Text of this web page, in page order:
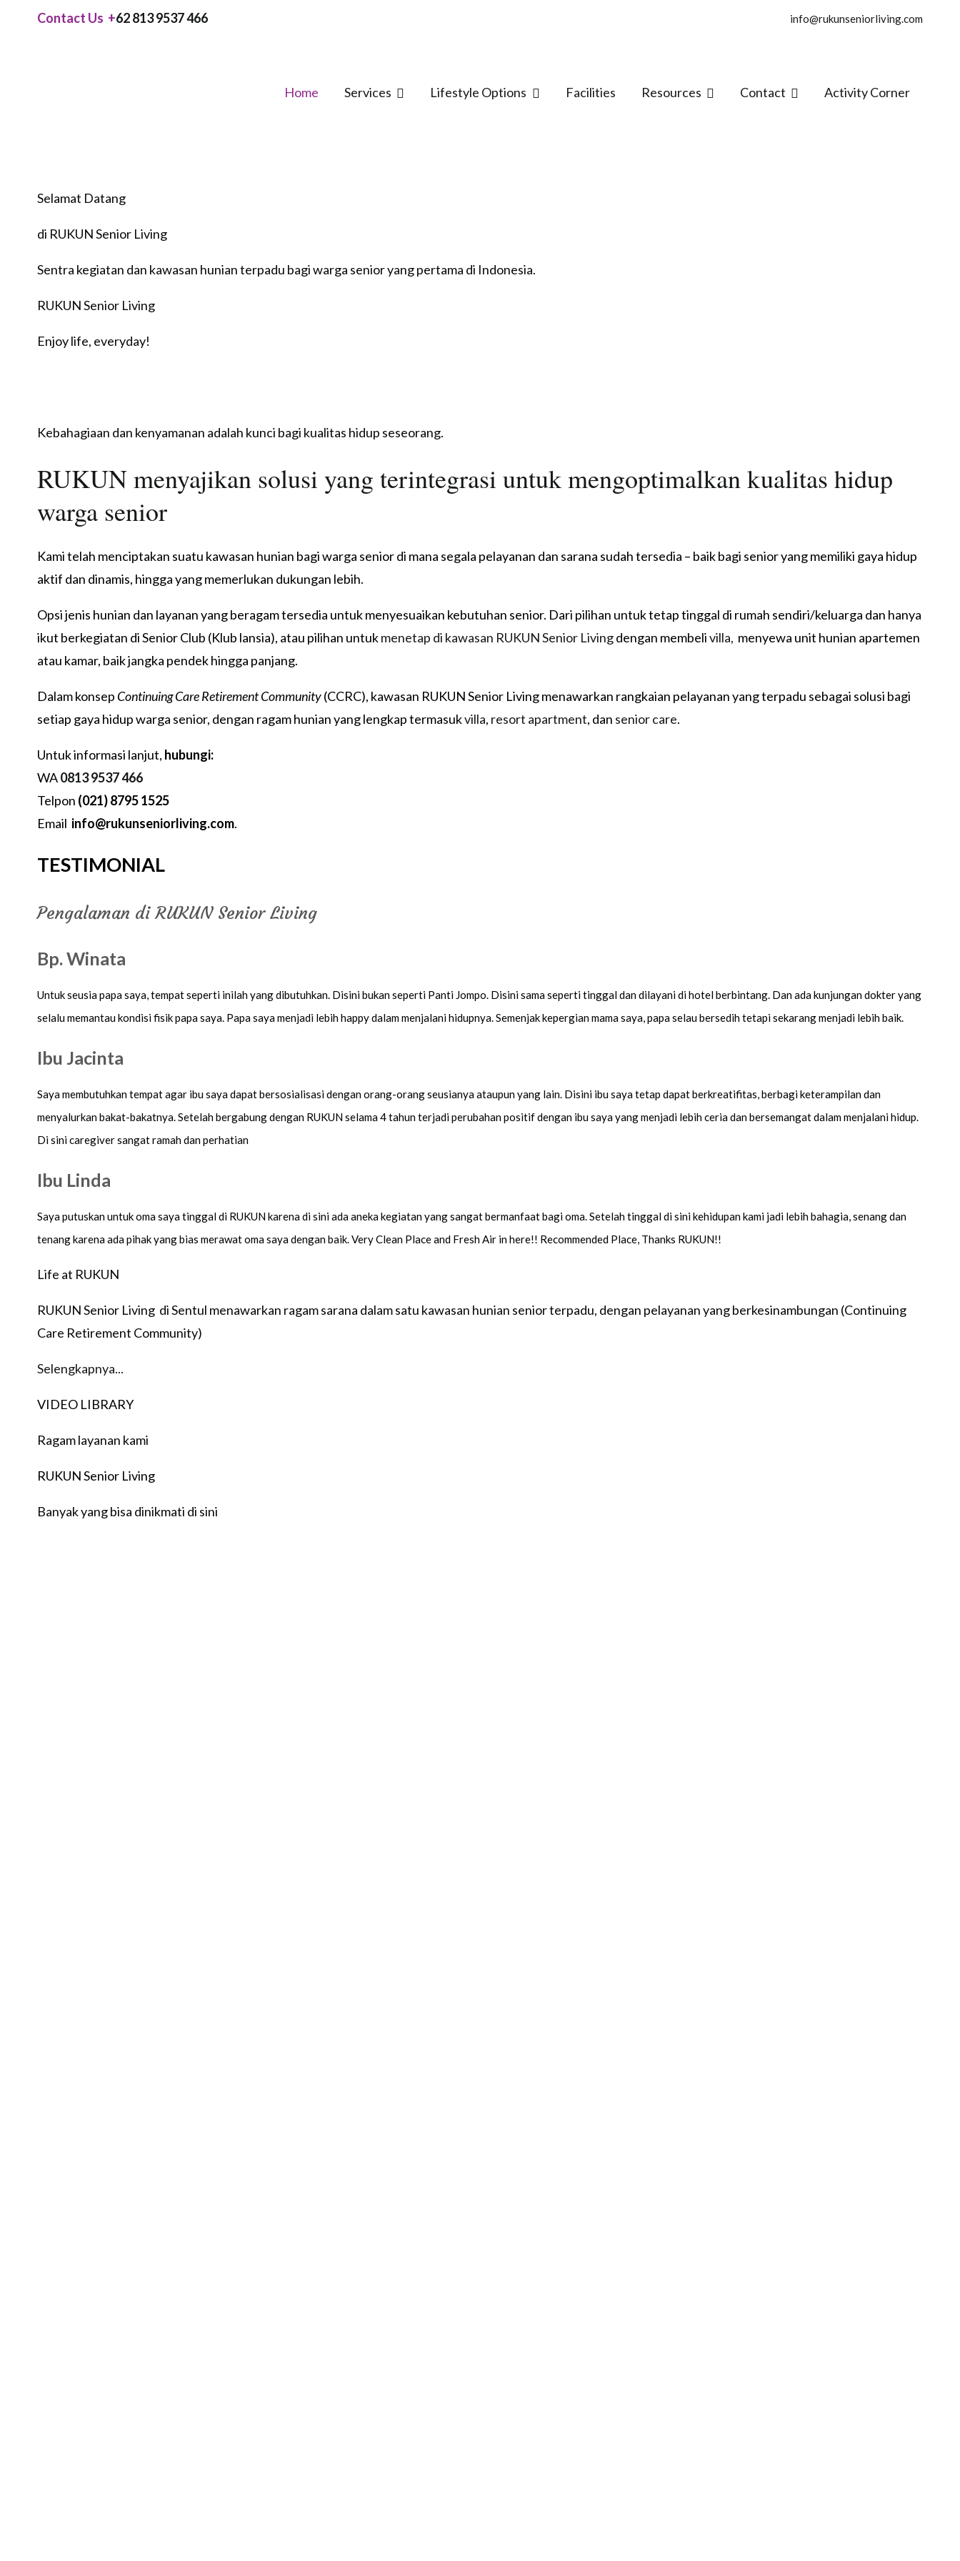
Contact Us +62 813 9537 466 info@rukunseniorliving.com
Home Services Lifestyle Options Facilities Resources Contact Activity Corner
Selamat Datang
di RUKUN Senior Living
Sentra kegiatan dan kawasan hunian terpadu bagi warga senior yang pertama di Indonesia.
RUKUN Senior Living
Enjoy life, everyday!
Kebahagiaan dan kenyamanan adalah kunci bagi kualitas hidup seseorang.
RUKUN menyajikan solusi yang terintegrasi untuk mengoptimalkan kualitas hidup
warga senior
Kami telah menciptakan suatu kawasan hunian bagi warga senior di mana segala pelayanan dan sarana sudah tersedia – baik bagi senior yang memiliki gaya hidup
aktif dan dinamis, hingga yang memerlukan dukungan lebih.
Opsi jenis hunian dan layanan yang beragam tersedia untuk menyesuaikan kebutuhan senior. Dari pilihan untuk tetap tinggal di rumah sendiri/keluarga dan hanya
ikut berkegiatan di Senior Club (Klub lansia), atau pilihan untukmenetap di kawasan RUKUN Senior Livingdengan membelivilla, menyewa unit hunian apartemen
atau kamar, baik jangka pendek hingga panjang.
Dalam konsep Continuing Care Retirement Community(CCRC), kawasan RUKUN Senior Living menawarkan rangkaian pelayanan yang terpadu sebagai solusi bagi
setiap gaya hidup warga senior, dengan ragam hunian yang lengkap termasukvilla, resort apartment, dan senior care.
Untuk informasi lanjut, hubungi:
WA0813 9537 466
Telpon (021) 8795 1525
Email info@rukunseniorliving.com.
TESTIMONIAL
Pengalaman di RUKUN Senior Living
Bp. Winata
Untuk seusia papa saya, tempat seperti inilah yang dibutuhkan. Disini bukan seperti Panti Jompo. Disini sama seperti tinggal dan dilayani di hotel berbintang. Dan ada kunjungan dokter yang
selalu memantau kondisi fisik papa saya. Papa saya menjadi lebih happy dalam menjalani hidupnya. Semenjak kepergian mama saya, papa selau bersedih tetapi sekarang menjadi lebih baik.
Ibu Jacinta
Saya membutuhkan tempat agar ibu saya dapat bersosialisasi dengan orang-orang seusianya ataupun yang lain. Disini ibu saya tetap dapat berkreatifitas, berbagi keterampilan dan
menyalurkan bakat-bakatnya. Setelah bergabung dengan RUKUN selama 4 tahun terjadi perubahan positif dengan ibu saya yang menjadi lebih ceria dan bersemangat dalam menjalani hidup.
Di sini caregiver sangat ramah dan perhatian
Ibu Linda
Saya putuskan untuk oma saya tinggal di RUKUN karena di sini ada aneka kegiatan yang sangat bermanfaat bagi oma. Setelah tinggal di sini kehidupan kami jadi lebih bahagia, senang dan
tenang karena ada pihak yang bias merawat oma saya dengan baik. Very Clean Place and Fresh Air in here!! Recommended Place, Thanks RUKUN!!
Life at RUKUN
RUKUN Senior Living di Sentul menawarkan ragam sarana dalam satu kawasan hunian senior terpadu, dengan pelayanan yang berkesinambungan (Continuing
Care Retirement Community)
Selengkapnya...
VIDEO LIBRARY
Ragam layanan kami
RUKUN Senior Living
Banyak yang bisa dinikmati di sini